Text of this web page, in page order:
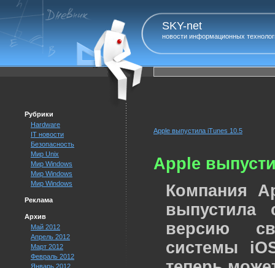
SKY-net
новости информационных
Рубрики
Hardware
IT новости
Безопасность
Мир Unix
Мир Windows
Мир Windows
Мир Windows
Реклама
Архив
Май 2012
Апрель 2012
Март 2012
Февраль 2012
Январь 2012
Apple выпустила iTunes 10.5
Apple
Компания
выпустила
версию
системы